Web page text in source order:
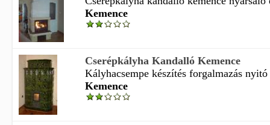
Kemence
Cserépkályha Kandalló Kemence
Kályhacsempe készítés forgalmazás
Kemence